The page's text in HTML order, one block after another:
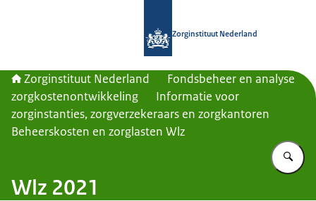
Zorginstituut Nederland
Zorginstituut Nederland
Fondsbeheer en analyse
zorgkostenontwikkeling
Informatie voor
zorginstanties, zorgverzekeraars en zorgkantoren
Beheerskosten en zorglasten Wlz
Wlz 2021